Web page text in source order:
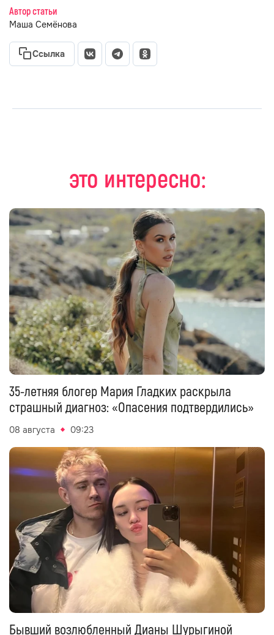
Автор статьи
Маша Семёнова
Ссылка
это интересно:
35-летняя блогер Мария Гладких раскрыла
страшный диагноз: «Опасения подтвердились»
08 августа 09:23
Бывший возлюбленный Дианы Шурыгиной